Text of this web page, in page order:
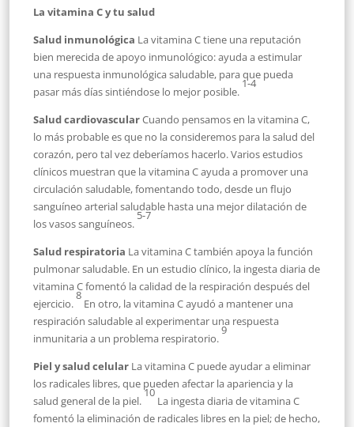
La vitamina C y tu salud
Salud inmunológica La vitamina C tiene una reputación
bien merecida de apoyo inmunológico: ayuda a estimular
una respuesta inmunológica saludable, para que pueda
pasar más días sintiéndose lo mejor posible.
1-4
Salud cardiovascularCuando pensamos en la vitamina C,
lo más probable es que no la consideremos para la salud del
corazón, pero tal vez deberíamos hacerlo. Varios estudios
clínicos muestran que la vitamina C ayuda a promover una
circulación saludable, fomentando todo, desde un flujo
sanguíneo arterial saludable hasta una mejor dilatación de
los vasos sanguíneos.
5-7
Salud respiratoria La vitamina C también apoya la función
pulmonar saludable. En un estudio clínico, la ingesta diaria de
vitamina C fomentó la calidad de la respiración después del
ejercicio.
8
En otro, la vitamina C ayudó a mantener una
respiración saludable al experimentar una respuesta
inmunitaria a un problema respiratorio.
9
Piel y salud celular La vitamina C puede ayudar a eliminar
los radicales libres, que pueden afectar la apariencia y la
salud general de la piel.
10
La ingesta diaria de vitamina C
fomentó la eliminación de radicales libres en la piel; de hecho,